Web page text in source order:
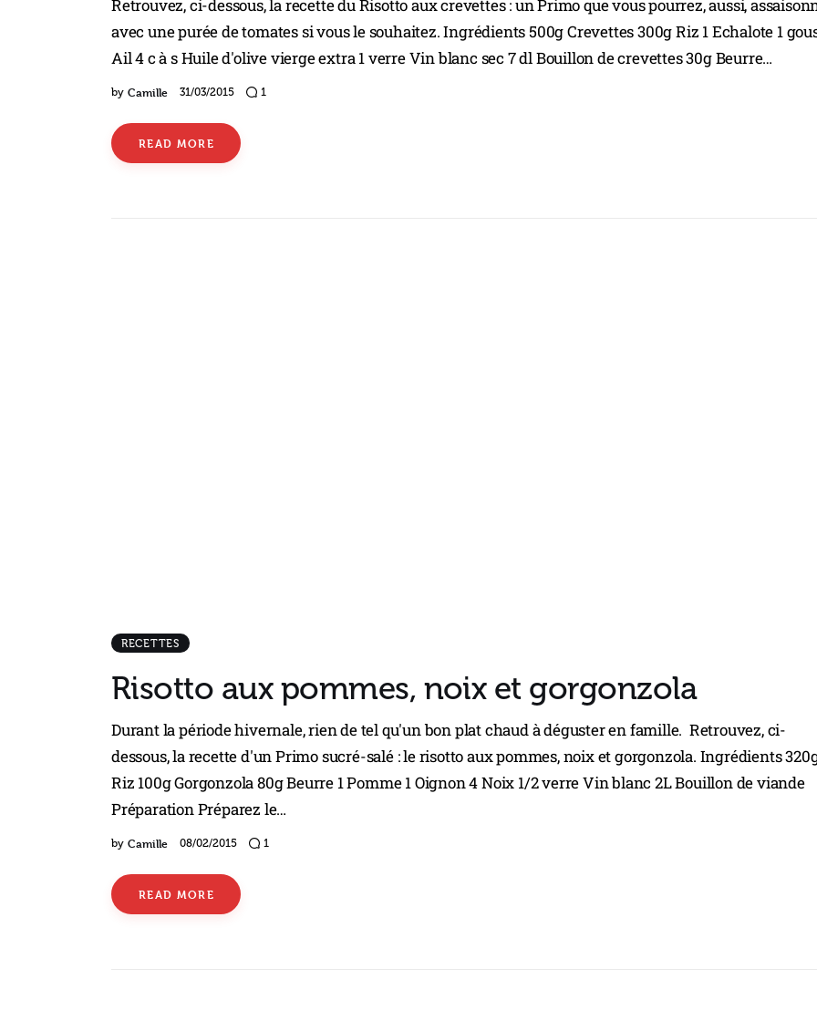
Retrouvez, ci-dessous, la recette du Risotto aux crevettes : un Primo que vous pourrez, aussi,
avec une purée de tomates si vous le souhaitez. Ingrédients 500g Crevettes 300g Riz 1 Echalote 1
Ail 4 c à s Huile d'olive vierge extra 1 verre Vin blanc sec 7 dl Bouillon de crevettes 30g Beurre…
by Camille 31/03/2015 1
READ MORE
RECETTES
Risotto aux pommes, noix et gorgonzola
Durant la période hivernale, rien de tel qu'un bon plat chaud à déguster en famille. Retrouvez, ci-
dessous, la recette d'un Primo sucré-salé : le risotto aux pommes, noix et gorgonzola. Ingrédients
Riz 100g Gorgonzola 80g Beurre 1 Pomme 1 Oignon 4 Noix 1/2 verre Vin blanc 2L Bouillon de viande
Préparation Préparez le…
by Camille 08/02/2015 1
READ MORE